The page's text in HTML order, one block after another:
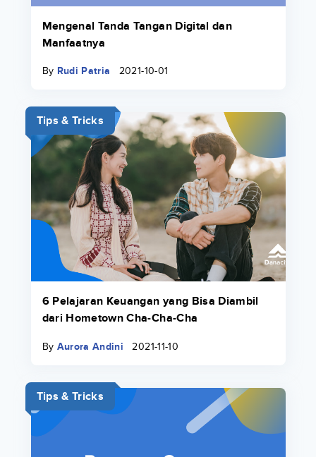
Mengenal Tanda Tangan Digital dan
Manfaatnya
By Rudi Patria 2021-10-01
Tips & Tricks
6 Pelajaran Keuangan yang Bisa Diambil
dari Hometown Cha-Cha-Cha
By Aurora Andini 2021-11-10
Tips & Tricks